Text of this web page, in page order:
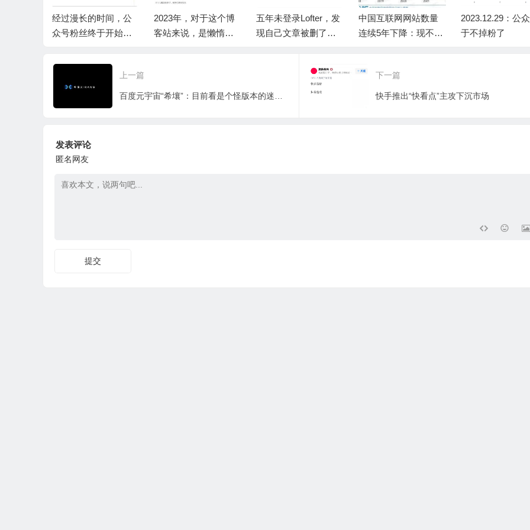
经过漫长的时间，公
众号粉丝终于开始上
2023年，对于这个博
客站来说，是懒惰的
五年未登录Lofter，发
现自己文章被删了一
中国互联网网站数量
连续5年下降：现不足
2023.12.29：公
于不掉粉了
上一篇 下一篇
快手推出“快看点”主攻下沉市场
发表评论
匿名网友
提交